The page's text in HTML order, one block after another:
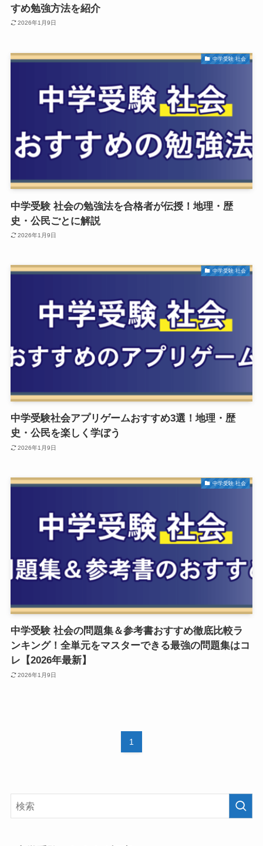
すめ勉強方法を紹介
2026年1月9日
中学受験 社会
中学受験 社会の勉強法を合格者が伝授！地理・歴
史・公民ごとに解説
2026年1月9日
中学受験 社会
中学受験社会アプリゲームおすすめ3選！地理・歴
史・公民を楽しく学ぼう
2026年1月9日
中学受験 社会
中学受験 社会の問題集＆参考書おすすめ徹底比較ラ
ンキング！全単元をマスターできる最強の問題集はコ
レ【2026年最新】
2026年1月9日
1